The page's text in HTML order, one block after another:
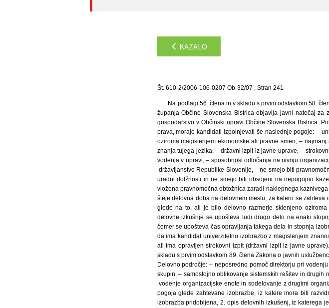
KAZALO
Št. 610-2/2006-106-0207 Ob-32/07 , Stran 241
Na podlagi 56. člena in v skladu s prvim odstavkom 58.
županja Občine Slovenska Bistrica objavlja javni natečaj
gospodarstvo v Občinski upravi Občine Slovenska Bistrica.
prava, morajo kandidati izpolnjevati še naslednje pogoje: –
oziroma magisterijem ekonomske ali pravne smeri, –
znanja tujega jezika, – državni izpit iz javne uprave, –
vodenja v upravi, – sposobnost odločanja na nivoju
državljanstvo Republike Slovenije, – ne smejo biti
uradni dolžnosti in ne smejo biti obsojeni na nepogojno
vložena pravnomočna obtožnica zaradi naklepnega
šteje delovna doba na delovnem mestu, za katero se
glede na to, ali je bilo delovno razmerje sklenjeno
delovne izkušnje se upošteva tudi drugo delo na enaki
čemer se upošteva čas opravljanja takega dela in stopnja
da ima kandidat univerzitetno izobrazbo z magisterijem
ali ima opravljen strokovni izpit (državni izpit iz javne
skladu s prvim odstavkom 89. člena Zakona o javnih
Delovno področje: – neposredno pomoč direktorju pri
skupin, – samostojno oblikovanje sistemskih rešitev in
vodenje organizacijske enote in sodelovanje z drugimi
pogoja glede zahtevane izobrazbe, iz katere mora biti
izobrazba pridobljena, 2. opis delovnih izkušenj, iz katerega